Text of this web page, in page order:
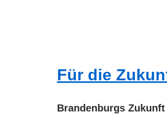
Für die
Brandenburgs